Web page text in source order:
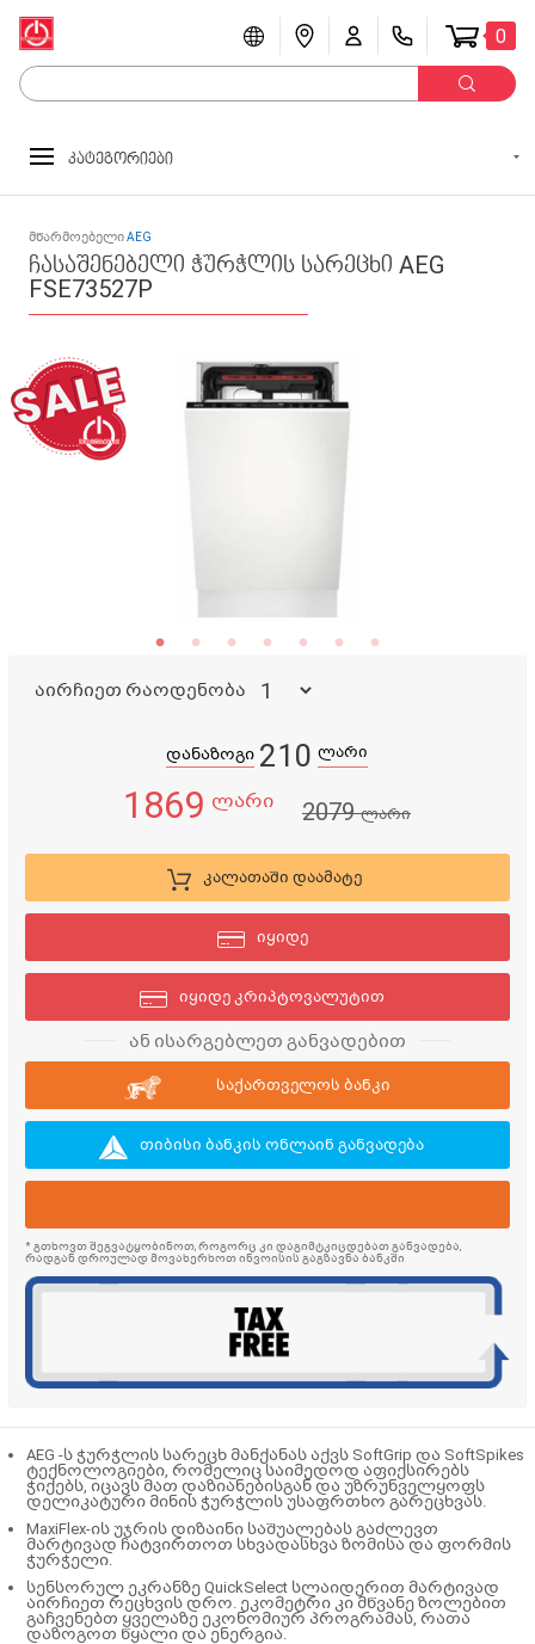
0
კატეგორიები
მწარმოებელიAEG
ჩასაშენებელი ჭურჭლის სარეცხი AEG
FSE73527P
აირჩიეთ რაოდენობა
დანაზოგი 210 ლარი
1869 ლარი 2079ლარი
კალათაში დაამატე
იყიდე
იყიდე კრიპტოვალუტით
ან ისარგებლეთ განვადებით
საქართველოს ბანკი
თიბისი ბანკის ონლაინ განვადება
* გთხოვთ შეგვატყობინოთ, როგორც კი დაგიმტკიცდებათ განვადება,
რადგან დროულად მოვახერხოთ ინვოისის გაგზავნა ბანკში
AEG -ს ჭურჭლის სარეცხ მანქანას აქვს SoftGrip და SoftSpikes
ტექნოლოგიები, რომელიც საიმედოდ აფიქსირებს
ჭიქებს, იცავს მათ დაზიანებისგან და უზრუნველყოფს
დელიკატური მინის ჭურჭლის უსაფრთხო გარეცხვას.
MaxiFlex-ის უჯრის დიზაინი საშუალებას გაძლევთ
მარტივად ჩატვირთოთ სხვადასხვა ზომისა და ფორმის
ჭურჭელი.
სენსორულ ეკრანზე QuickSelect სლაიდერით მარტივად
აირჩიეთ რეცხვის დრო. ეკომეტრი კი მწვანე ზოლებით
გაჩვენებთ ყველაზე ეკონომიურ პროგრამას, რათა
დაზოგოთ წყალი და ენერგია.